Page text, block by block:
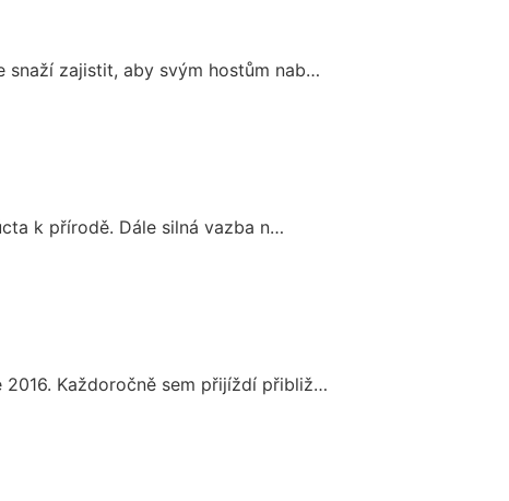
snaží zajistit, aby svým hostům nab…
k přírodě. Dále silná vazba n…
Každoročně sem přijíždí přibliž…